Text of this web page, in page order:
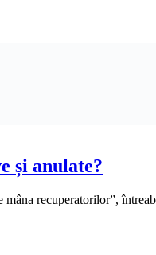
și anulate?
mâna recuperatorilor”,